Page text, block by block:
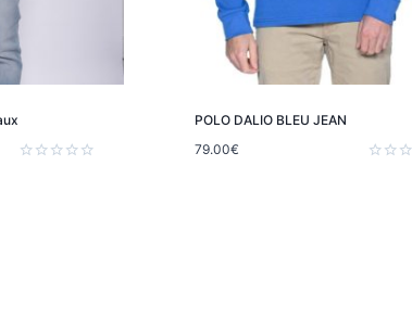
POLO DALIO BLEU JEAN
79.00€